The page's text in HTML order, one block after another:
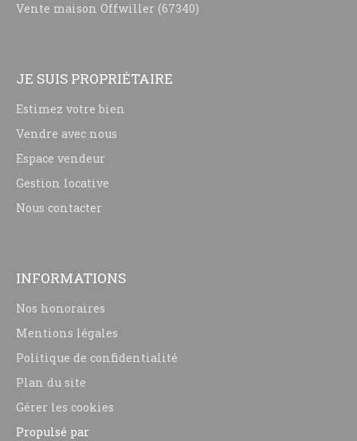
Vente maison Offwiller (67340)
JE SUIS PROPRIÉTAIRE
Estimez votre bien
Vendre avec nous
Espace vendeur
Gestion locative
Nous contacter
INFORMATIONS
Nos honoraires
Mentions légales
Politique de confidentialité
Plan du site
Gérer les cookies
Propulsé par